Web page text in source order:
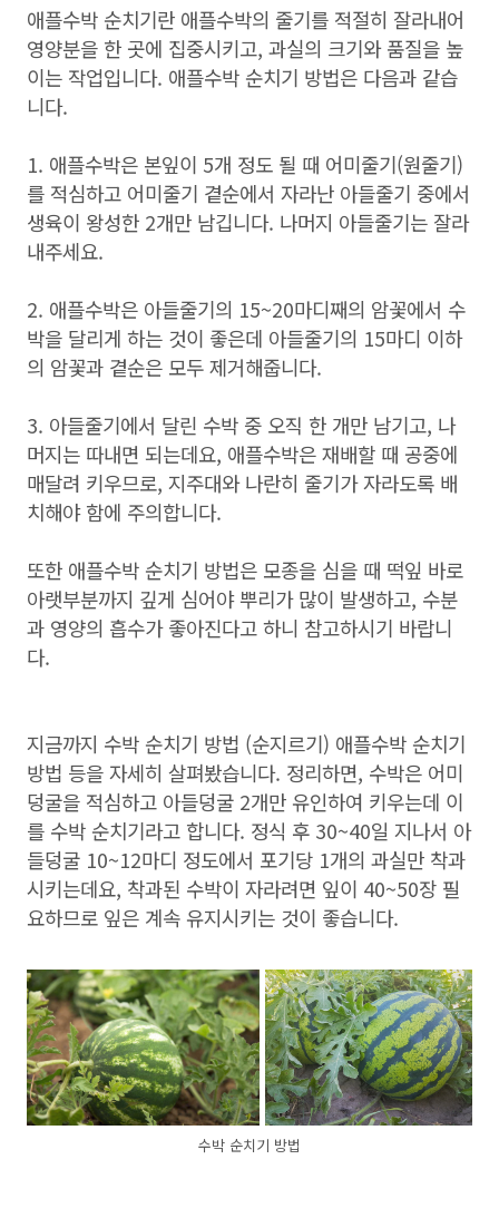
애플수박 순치기란 애플수박의 줄기를 적절히 잘라내어
영양분을 한 곳에 집중시키고, 과실의 크기와 품질을 높
이는 작업입니다. 애플수박 순치기 방법은 다음과 같습
니다.
1. 애플수박은 본잎이 5개 정도 될 때 어미줄기(원줄기)
를 적심하고 어미줄기 곁순에서 자라난 아들줄기 중에서
생육이 왕성한 2개만 남깁니다. 나머지 아들줄기는 잘라
내주세요.
2. 애플수박은 아들줄기의 15~20마디째의 암꽃에서 수
박을 달리게 하는 것이 좋은데 아들줄기의 15마디 이하
의 암꽃과 곁순은 모두 제거해줍니다.
3. 아들줄기에서 달린 수박 중 오직 한 개만 남기고, 나
머지는 따내면 되는데요, 애플수박은 재배할 때 공중에
매달려 키우므로, 지주대와 나란히 줄기가 자라도록 배
치해야 함에 주의합니다.
또한 애플수박 순치기 방법은 모종을 심을 때 떡잎 바로
아랫부분까지 깊게 심어야 뿌리가 많이 발생하고, 수분
과 영양의 흡수가 좋아진다고 하니 참고하시기 바랍니
다.
지금까지 수박 순치기 방법 (순지르기) 애플수박 순치기
방법 등을 자세히 살펴봤습니다. 정리하면, 수박은 어미
덩굴을 적심하고 아들덩굴 2개만 유인하여 키우는데 이
를 수박 순치기라고 합니다. 정식 후 30~40일 지나서 아
들덩굴 10~12마디 정도에서 포기당 1개의 과실만 착과
시키는데요, 착과된 수박이 자라려면 잎이 40~50장 필
요하므로 잎은 계속 유지시키는 것이 좋습니다.
수박 순치기 방법